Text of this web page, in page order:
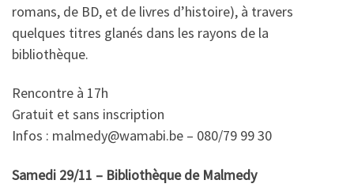
romans, de BD, et de livres d’histoire), à travers
quelques titres glanés dans les rayons de la
bibliothèque.
Rencontre à 17h
Gratuit et sans inscription
Infos : malmedy@wamabi.be – 080/79 99 30
Samedi 29/11 – Bibliothèque de Malmedy